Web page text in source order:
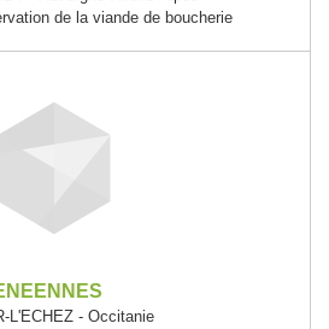
de la viande de boucherie
L'ECHEZ - Occitanie